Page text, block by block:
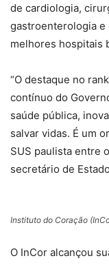
de cardiologia,
gastroenterologia e
melhores hospitais
“O destaque no
contínuo do
saúde pública,
salvar vidas. É um
SUS paulista entre
secretário de
Instituto do Coração
O InCor alcançou